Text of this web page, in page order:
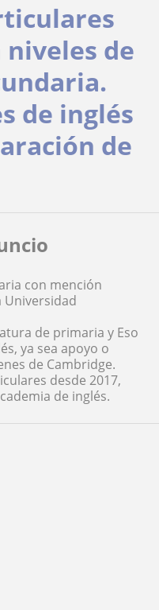
de
de inglés
de
con mención
Universidad
de primaria y Eso
ya sea apoyo o
de Cambridge.
desde 2017,
de inglés.